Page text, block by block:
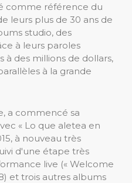
comme référence du
leurs plus de 30 ans de
studio, des
à leurs paroles
à des millions de dollars,
à la grande
a commencé sa
« Lo que aletea en
à nouveau très
d'une étape très
live (« Welcome
et trois autres albums